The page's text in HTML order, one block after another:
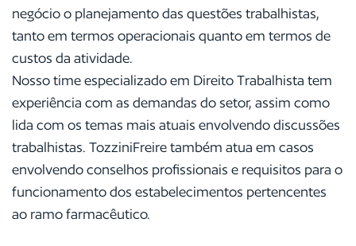
negócio o planejamento das questões trabalhistas,
tanto em termos operacionais quanto em termos de
custos da atividade.
Nosso time especializado em Direito Trabalhista tem
experiência com as demandas do setor, assim como
lida com os temas mais atuais envolvendo discussões
trabalhistas. TozziniFreire também atua em casos
envolvendo conselhos profissionais e requisitos para o
funcionamento dos estabelecimentos pertencentes
ao ramo farmacêutico.